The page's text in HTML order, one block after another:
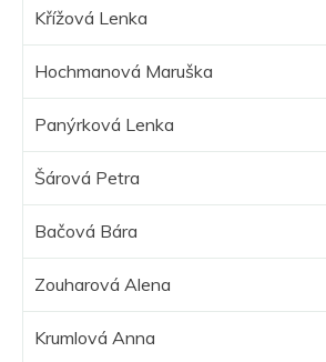
Křížová Lenka
Hochmanová Maruška
Panýrková Lenka
Šárová Petra
Bačová Bára
Zouharová Alena
Krumlová Anna